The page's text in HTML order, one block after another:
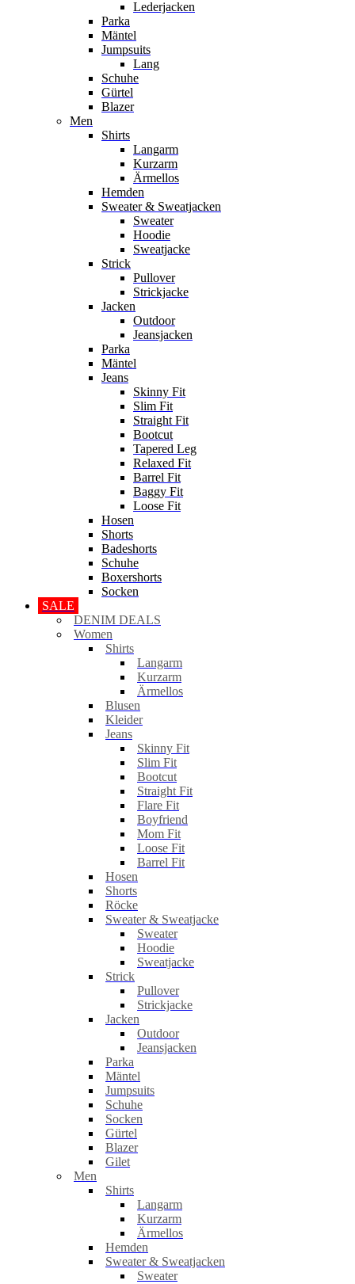
Lederjacken
Parka
Mäntel
Jumpsuits
Lang
Schuhe
Gürtel
Blazer
Men
Shirts
Langarm
Kurzarm
Ärmellos
Hemden
Sweater & Sweatjacken
Sweater
Hoodie
Sweatjacke
Strick
Pullover
Strickjacke
Jacken
Outdoor
Jeansjacken
Parka
Mäntel
Jeans
Skinny Fit
Slim Fit
Straight Fit
Bootcut
Tapered Leg
Relaxed Fit
Barrel Fit
Baggy Fit
Loose Fit
Hosen
Shorts
Badeshorts
Schuhe
Boxershorts
Socken
SALE
DENIM DEALS
Women
Shirts
Langarm
Kurzarm
Ärmellos
Blusen
Kleider
Jeans
Skinny Fit
Slim Fit
Bootcut
Straight Fit
Flare Fit
Boyfriend
Mom Fit
Loose Fit
Barrel Fit
Hosen
Shorts
Röcke
Sweater & Sweatjacke
Sweater
Hoodie
Sweatjacke
Strick
Pullover
Strickjacke
Jacken
Outdoor
Jeansjacken
Parka
Mäntel
Jumpsuits
Schuhe
Socken
Gürtel
Blazer
Gilet
Men
Shirts
Langarm
Kurzarm
Ärmellos
Hemden
Sweater & Sweatjacken
Sweater